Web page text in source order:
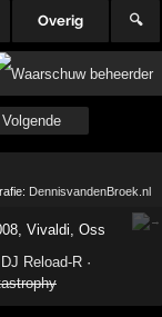
Overig 🔍
Volgende
DennisvandenBroek.nl
DJ Reload-R·